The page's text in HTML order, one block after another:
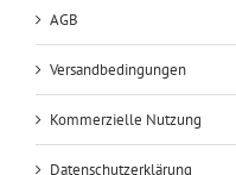
AGB
Versandbedingungen
Kommerzielle Nutzung
Datenschutzerklärung